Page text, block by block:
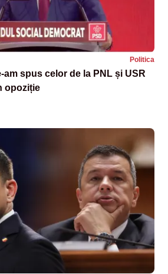
Politica
am spus celor de la PNL și USR
opoziție